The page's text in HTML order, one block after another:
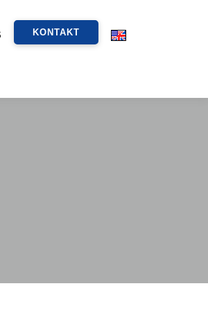
KONTAKT